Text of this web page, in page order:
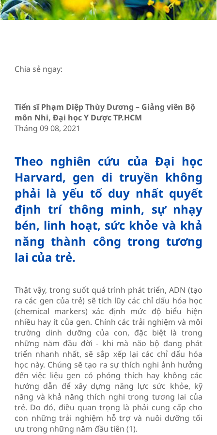
Chia sẻ ngay:
Tiến sĩ Phạm Diệp Thùy Dương – Giảng viên Bộ
môn Nhi, Đại học Y Dược TP.HCM
Tháng 09 08, 2021
Theo nghiên cứu của Đại học
Harvard, gen di truyền không
phải là yếu tố duy nhất quyết
định trí thông minh, sự nhạy
bén, linh hoạt, sức khỏe và khả
năng thành công trong tương
lai của trẻ.
Thật vậy, trong suốt quá trình phát triển, ADN (tạo
ra các gen của trẻ) sẽ tích lũy các chỉ dấu hóa học
(chemical markers) xác định mức độ biểu hiện
nhiều hay ít của gen. Chính các trải nghiệm và môi
trường dinh dưỡng của con, đặc biệt là trong
những năm đầu đời - khi mà não bộ đang phát
triển nhanh nhất, sẽ sắp xếp lại các chỉ dấu hóa
học này. Chúng sẽ tạo ra sự thích nghi ảnh hưởng
đến việc liệu gen có phóng thích hay không các
hướng dẫn để xây dựng năng lực sức khỏe, kỹ
năng và khả năng thích nghi trong tương lai của
trẻ. Do đó, điều quan trọng là phải cung cấp cho
con những trải nghiệm hỗ trợ và nuôi dưỡng tối
ưu trong những năm đầu tiên (1).